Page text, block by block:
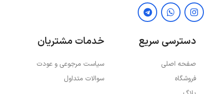
دسترسی سریع
صفحه اصلی
فروشگاه
خدمات مشتریان
سیاست مرجوعی و عودت
سوالات متداول